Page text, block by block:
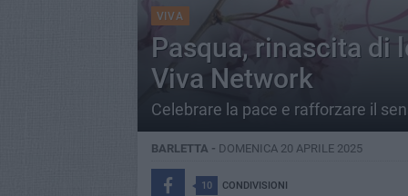
VIVA
Pasqua, rinascita di
Viva Network
Celebrare la pace e rafforzare il
BARLETTA - DOMENICA 20 APRILE 2025
10 CONDIVISIONI